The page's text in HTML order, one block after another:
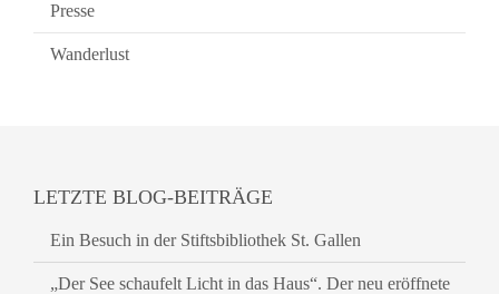
Presse
Wanderlust
LETZTE BLOG-BEITRÄGE
Ein Besuch in der Stiftsbibliothek St. Gallen
„Der See schaufelt Licht in das Haus“. Der neu eröffnete